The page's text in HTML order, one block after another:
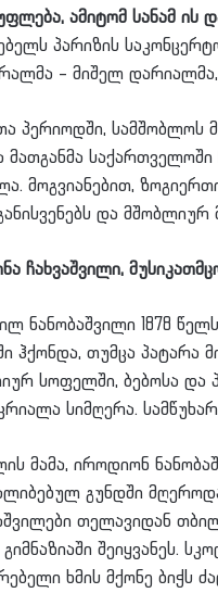
ამიტომ სანამ ის
პარიზის
– მიშელ
პერიოდში, სამშობლოს
მათგანმა
მოგვიანებით,
და მშობლიურ
ჩახვაშვილი,
ნანობაშვილი 1878
ჰქონდა, თუმცა პატარა
სოფელში, ბებოსა და
სიმღერა.
მამა, იროდიონ
გუნდში
თელავიდან
შეიყვანეს.
ხმის მქონე ბიჭს